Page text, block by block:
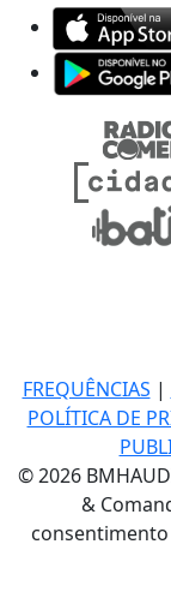
FREQUÊNCIAS |
POLÍTICA DE
© 2026
&